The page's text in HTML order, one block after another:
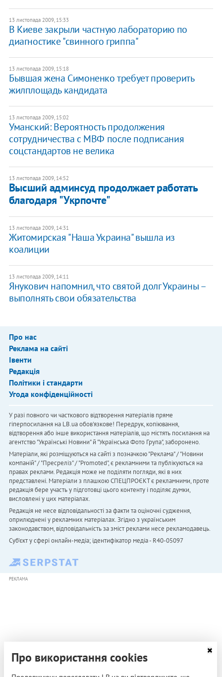
13 листопада 2009, 15:33
В Киеве закрыли частную лабораторию по
диагностике "свинного гриппа"
13 листопада 2009, 15:18
Бывшая жена Симоненко требует проверить
жилплощадь кандидата
13 листопада 2009, 15:02
Уманский: Вероятность продолжения
сотрудничества с МВФ после подписания
соцстандартов не велика
13 листопада 2009, 14:52
Высший админсуд продолжает работать
благодаря "Укрпочте"
13 листопада 2009, 14:31
Житомирская "Наша Украина" вышла из
коалиции
13 листопада 2009, 14:11
Янукович напомнил, что святой долг Украины –
выполнять свои обязательства
Про нас
Реклама на сайті
Івенти
Редакція
Політики і стандарти
Угода конфіденційності
У разі повного чи часткового відтворення матеріалів пряме
гіперпосилання на LB.ua обов'язкове! Передрук, копіювання,
відтворення або інше використання матеріалів, що містять посилання на
агентство "Українськi Новини" й "Українська Фото Група", заборонено.
Матеріали, які розміщуються на сайті з позначкою "Реклама" / "Новини
компаній" / "Пресреліз" / "Promoted", є рекламними та публікуються на
правах реклами. Редакція може не поділяти погляди, які в них
представлені. Матеріали з плашкою СПЕЦПРОЄКТ є рекламними, проте
редакція бере участь у підготовці цього контенту і поділяє думки,
висловлені у цих матеріалах.
Редакція не несе відповідальності за факти та оціночні судження,
оприлюднені у рекламних матеріалах. Згідно з українським
законодавством, відповідальність за зміст реклами несе рекламодавець.
Cуб'єкт у сфері онлайн-медіа; ідентифікатор медіа - R40-05097
РЕКЛАМА
Про використання cookies